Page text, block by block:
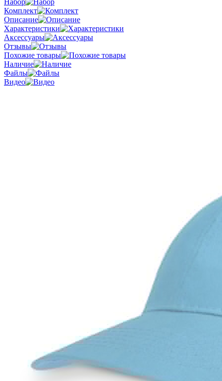
Комплект
Описание
Характеристики
Аксессуары
Отзывы
Похожие товары
Наличие
Файлы
Видео